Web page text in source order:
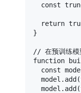
const
return
}
// 在预训练模
function
const
  model.
add
  model.
add